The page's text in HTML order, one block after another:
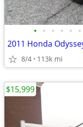
• • • • • •
8/4 113k mi
$15,999